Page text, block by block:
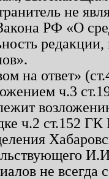
не
РФ «О
на ответ»
ч.3
ч.2 ст.152
не